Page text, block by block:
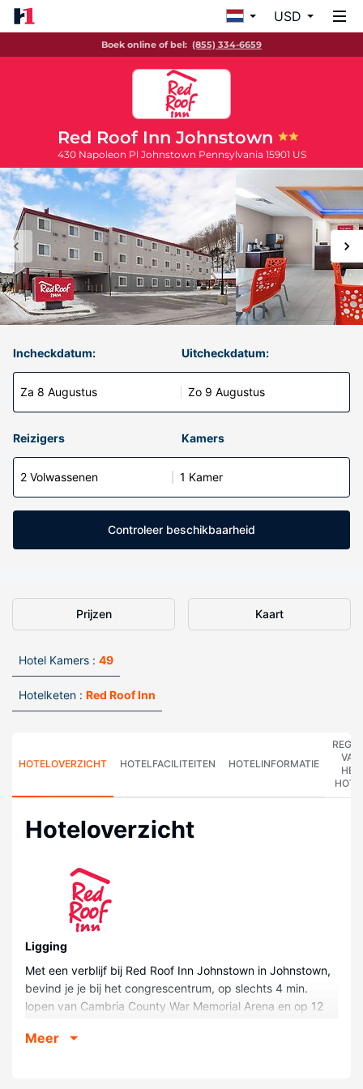
USD
Boek online of bel: (855) 334-6659
Red Roof Inn Johnstown
430 Napoleon Pl Johnstown Pennsylvania 15901 US
Incheckdatum:
Za 8 Augustus
Uitcheckdatum:
Zo 9 Augustus
Reizigers Kamers
2 Volwassenen 1 Kamer
Controleer beschikbaarheid
Prijzen Kaart
Hotel Kamers : 49
Hotelketen : Red Roof Inn
HOTELOVERZICHT HOTELFACILITEITEN HOTELINFORMATIE
VAN
HET
Hoteloverzicht
Ligging
Met een verblijf bij Red Roof Inn Johnstown in Johnstown,
bevind je je bij het congrescentrum, op slechts 4 min.
lopen van Cambria County War Memorial Arena en op 12
1,2 km van Peoples Natural Gas Park en op 1,2 km van
Meer